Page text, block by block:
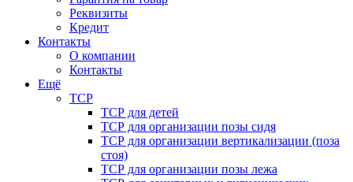
Реквизиты
Кредит
Контакты
О компании
Контакты
Ещё
ТСР
ТСР для детей
ТСР для организации позы сидя
ТСР для организации вертикализации (поза
стоя)
ТСР для организации позы лежа